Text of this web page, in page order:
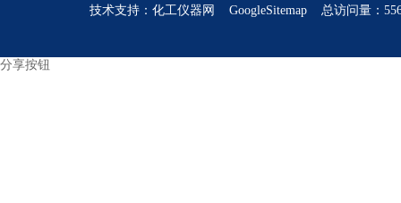
技术支持： 化工仪器网 GoogleSitemap 总访问量：
分享按钮